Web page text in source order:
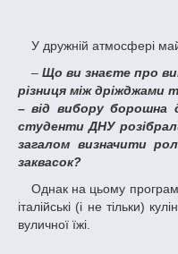
У дружній атмосфері
– Що ви знаєте про
різниця між дріжджами
– від вибору борошна
студенти ДНУ
загалом визначити
заквасок?
Однак на цьому програма майстеркласу не обмежилася. Майбутні професіонали готельно-ресторанної справи також багато дізналися про
італійські (і не тільки)
вуличної їжі.